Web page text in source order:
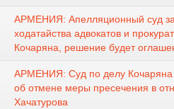
АРМЕНИЯ: Апелляционный суд
ходатайства адвокатов и
Кочаряна, решение будет
АРМЕНИЯ: Суд по делу Кочаряна
об отмене меры пресечения в
Хачатурова